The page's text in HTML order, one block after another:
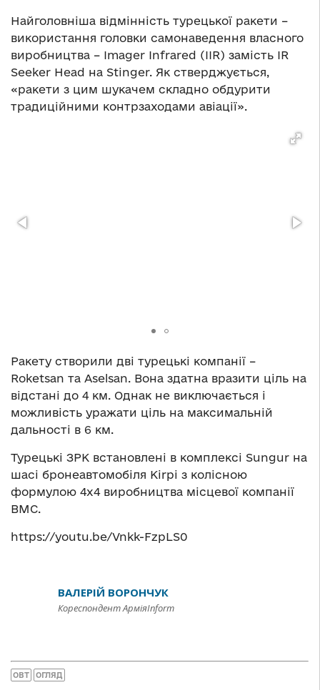
Найголовніша відмінність турецької ракети –
використання головки самонаведення власного
виробництва – Imager Infrared (IIR) замість IR
Seeker Head на Stinger. Як стверджується,
«ракети з цим шукачем складно обдурити
традиційними контрзаходами авіації».
Ракету створили дві турецькі компанії –
Roketsan та Aselsan. Вона здатна вразити ціль на
відстані до 4 км. Однак не виключається і
можливість уражати ціль на максимальній
дальності в 6 км.
Турецькі ЗРК встановлені в комплексі Sungur на
шасі бронеавтомобіля Kirpi з колісною
формулою 4х4 виробництва місцевої компанії
ВМС.
https://youtu.be/Vnkk-FzpLS0
ВАЛЕРІЙ ВОРОНЧУК
Кореспондент АрміяInform
ОВТ ОГЛЯД